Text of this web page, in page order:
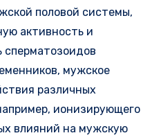
половой системы,
активность и
мужское
различных
ионизирующего
влияний на мужскую